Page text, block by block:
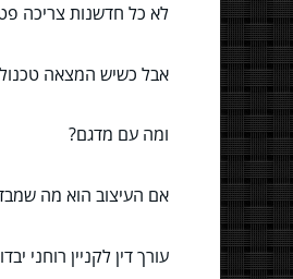
לא כל חדשנות צריכה
אבל כשיש המצאה
ומה עם מדגם?
אם העיצוב הוא מה
עורך דין לקניין רוחני